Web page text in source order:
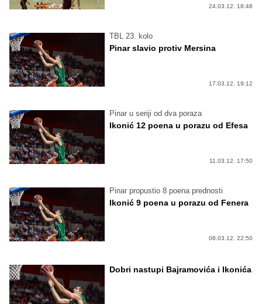
24.03.12. 18:48
TBL 23. kolo
Pinar slavio protiv Mersina
17.03.12. 19:12
Pinar u seriji od dva poraza
Ikonić 12 poena u porazu od Efesa
11.03.12. 17:50
Pinar propustio 8 poena prednosti
Ikonić 9 poena u porazu od Fenera
08.03.12. 22:50
Dobri nastupi Bajramovića i Ikonića